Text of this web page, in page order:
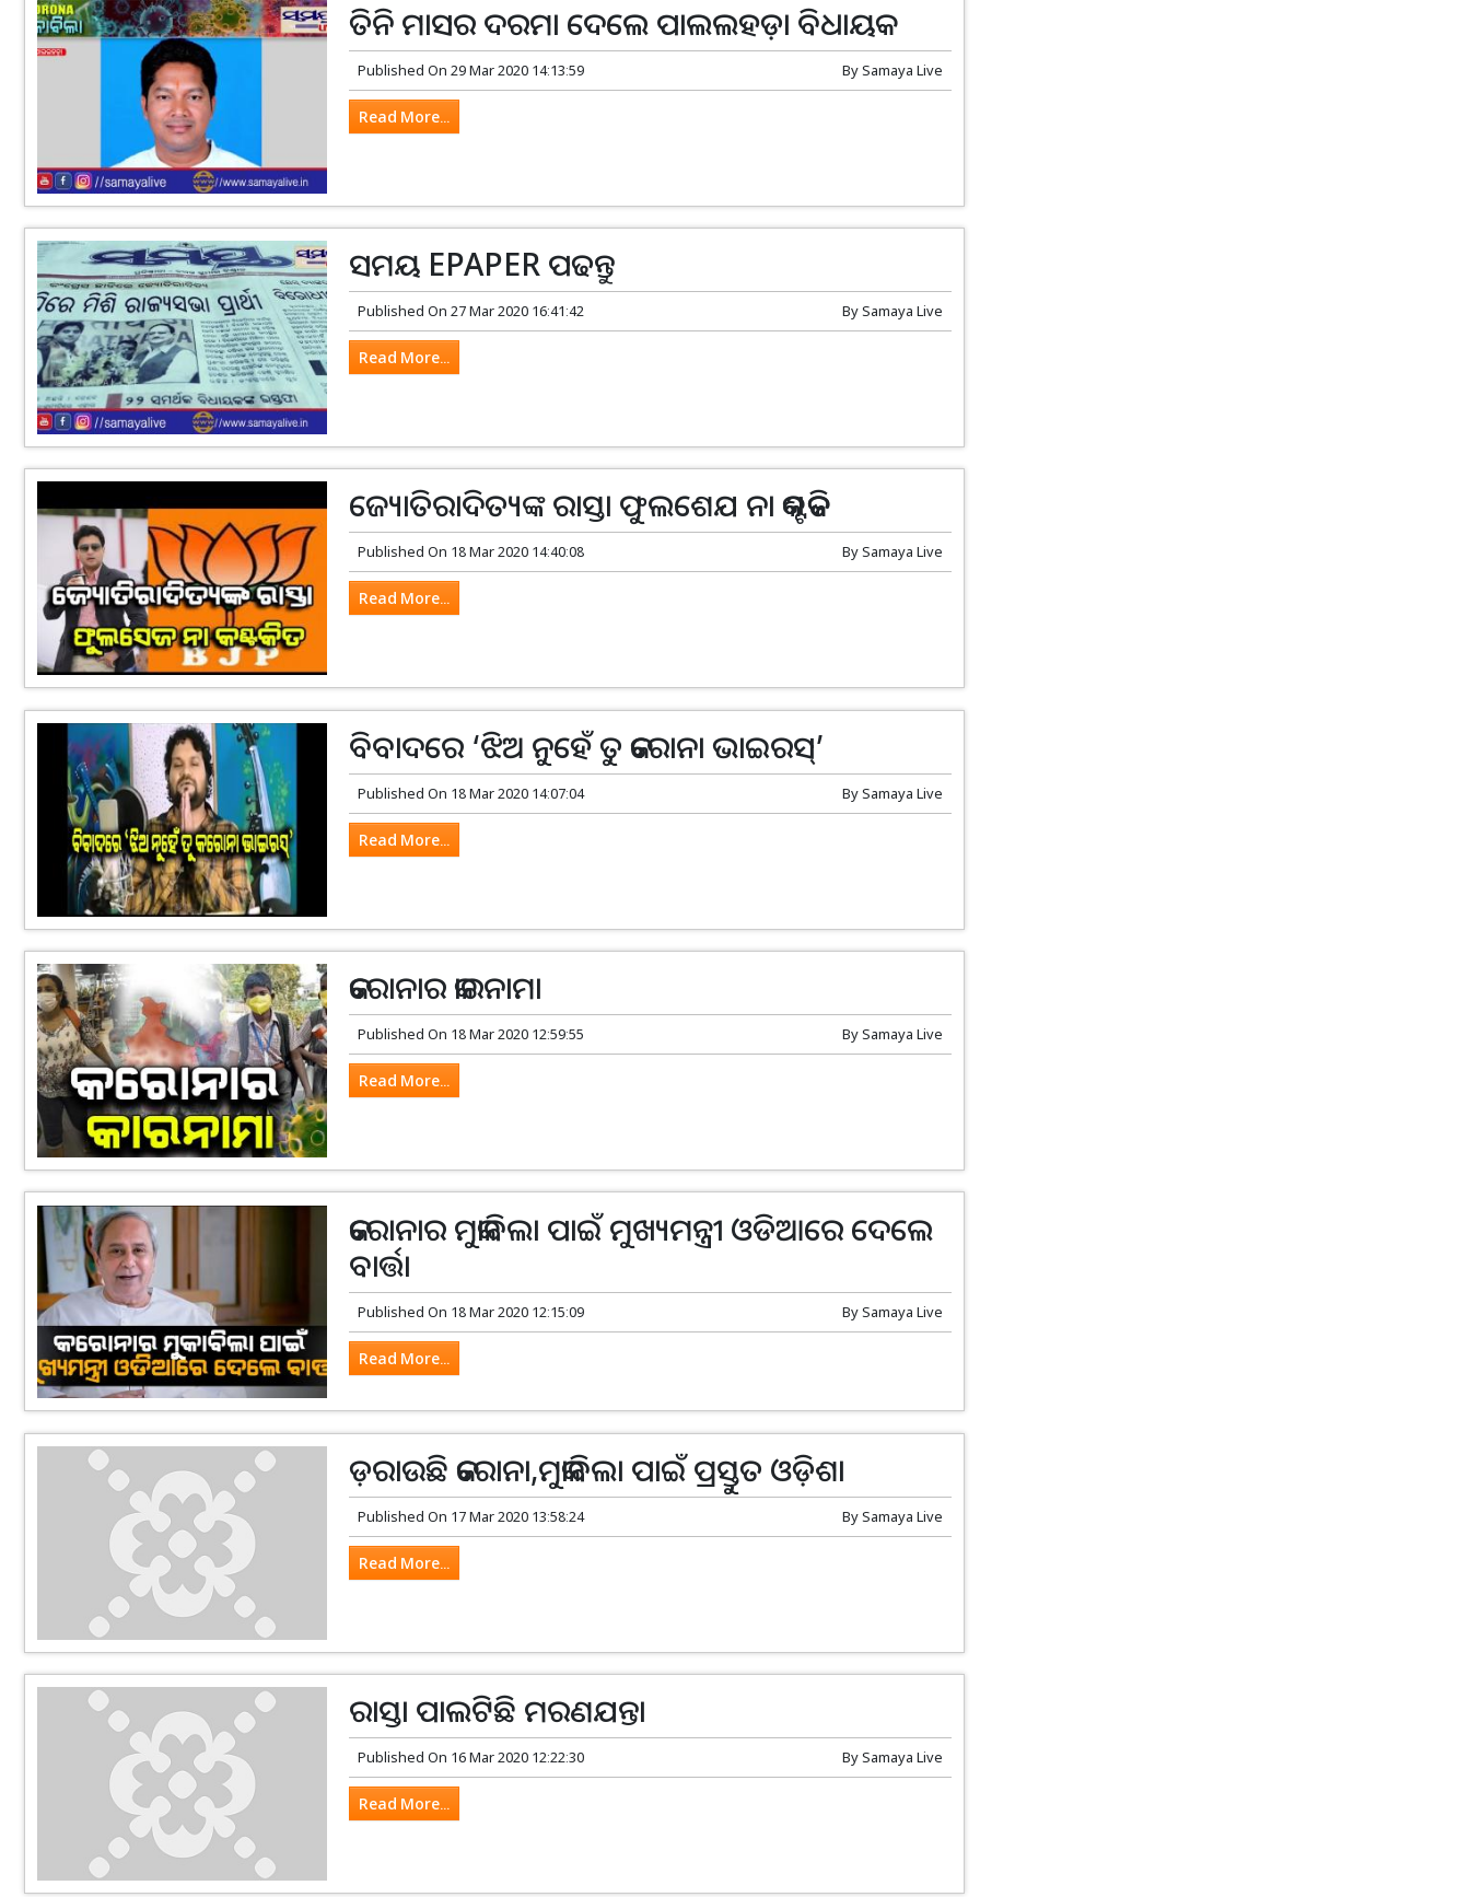
ତିନି ମାସର ଦରମା ଦେଲେ ପାଲଲହଡ଼ା ବିଧାୟକ
Published On 29 Mar 2020 14:13:59 BySamaya Live
Read More...
ସମୟ EPAPER ପଢନ୍ତୁ
Published On 27 Mar 2020 16:41:42 BySamaya Live
Read More...
ଜ୍ୟୋତିରାଦିତ୍ୟଙ୍କ ରାସ୍ତା ଫୁଲଶେଯ ନା କଣ୍ଟକିତ
Published On 18 Mar 2020 14:40:08 BySamaya Live
Read More...
ବିବାଦରେ ‘ଝିଅ ନୁହେଁ ତୁ କରୋନା ଭାଇରସ୍‌’
Published On 18 Mar 2020 14:07:04 BySamaya Live
Read More...
କରୋନାର କାରନାମା
Published On 18 Mar 2020 12:59:55 BySamaya Live
Read More...
କରୋନାର ମୁକାବିଲା ପାଇଁ ମୁଖ୍ୟମନ୍ତ୍ରୀ ଓଡିଆରେ ଦେଲେ
ବାର୍ତ୍ତା
Published On 18 Mar 2020 12:15:09 BySamaya Live
Read More...
ଡ଼ରାଉଛି କରୋନା,ମୁକାବିଲା ପାଇଁ ପ୍ରସ୍ତୁତ ଓଡ଼ିଶା
Published On 17 Mar 2020 13:58:24 BySamaya Live
Read More...
ରାସ୍ତା ପାଲଟିଛି ମରଣଯନ୍ତା
Published On 16 Mar 2020 12:22:30 BySamaya Live
Read More...